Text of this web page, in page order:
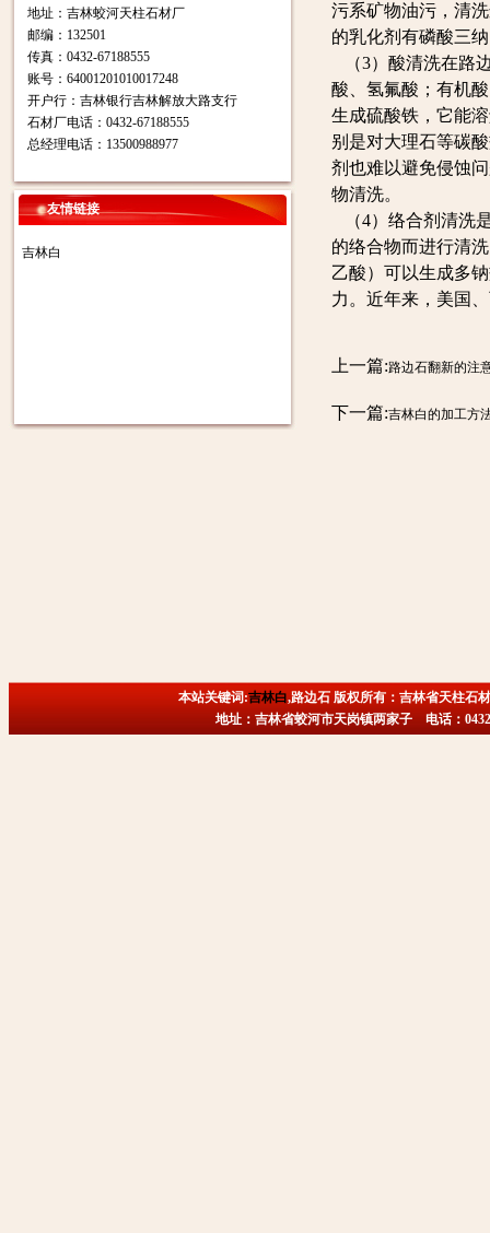
地址：吉林蛟河天柱石材厂
邮编：132501
传真：0432-67188555
账号：64001201010017248
开户行：吉林银行吉林解放大路支行
石材厂电话：0432-67188555
总经理电话：13500988977
友情链接
吉林白
污系矿物油污，清
的乳化剂有磷酸三
（3）酸清洗在路
酸、氢氟酸；有机
生成硫酸铁，它能
别是对大理石等碳
剂也难以避免侵蚀
物清洗。
（4）络合剂清洗
的络合物而进行清
乙酸）可以生成多
力。近年来，美国
上一篇:路边石翻新的注
下一篇:吉林白的加工方
本站关键词:吉林白,路边石 版权所有：吉林省天柱石
地址：吉林省蛟河市天岗镇两家子 电话：